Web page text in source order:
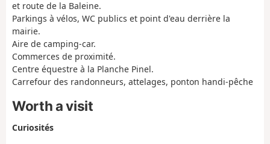
et route de la Baleine.
Parkings à vélos, WC publics et point d'eau derrière la
mairie.
Aire de camping-car.
Commerces de proximité.
Centre équestre à la Planche Pinel.
Carrefour des randonneurs, attelages, ponton handi-pêche
Worth a visit
Curiosités